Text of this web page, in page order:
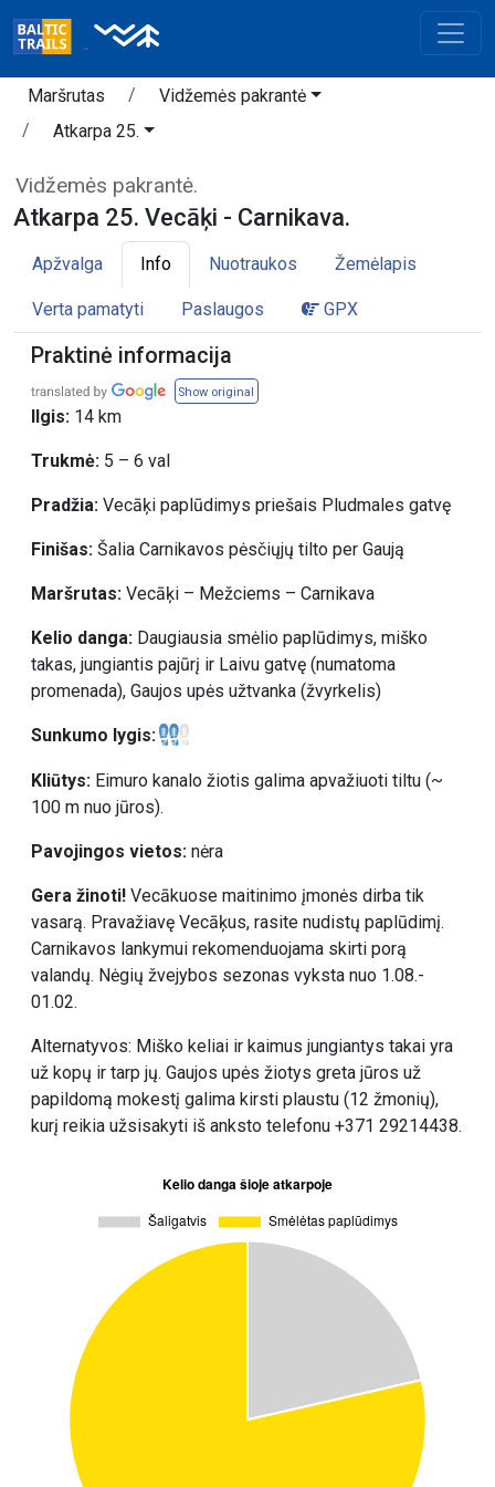
Maršrutas
Vidžemės pakrantė
Atkarpa 25.
Vidžemės pakrantė.
Atkarpa 25. Vecāķi - Carnikava.
Apžvalga Info Nuotraukos Žemėlapis
Verta pamatyti Paslaugos GPX
Praktinė informacija
Show original
Ilgis: 14 km
Trukmė: 5 – 6 val
Pradžia: Vecāķi paplūdimys priešais Pludmales gatvę
Finišas: Šalia Carnikavos pėsčiųjų tilto per Gaują
Maršrutas: Vecāķi – Mežciems – Carnikava
Kelio danga: Daugiausia smėlio paplūdimys, miško
takas, jungiantis pajūrį ir Laivu gatvę (numatoma
promenada), Gaujos upės užtvanka (žvyrkelis)
Sunkumo lygis:
Kliūtys: Eimuro kanalo žiotis galima apvažiuoti tiltu (~
100 m nuo jūros).
Pavojingos vietos: nėra
Gera žinoti! Vecākuose maitinimo įmonės dirba tik
vasarą. Pravažiavę Vecāķus, rasite nudistų paplūdimį.
Carnikavos lankymui rekomenduojama skirti porą
valandų. Nėgių žvejybos sezonas vyksta nuo 1.08.-
01.02.
Alternatyvos: Miško keliai ir kaimus jungiantys takai yra
už kopų ir tarp jų. Gaujos upės žiotys greta jūros už
papildomą mokestį galima kirsti plaustu (12 žmonių),
kurį reikia užsisakyti iš anksto telefonu +371 29214438.